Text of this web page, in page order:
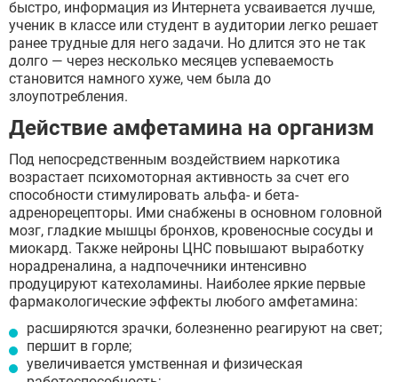
быстро, информация из Интернета усваивается лучше,
ученик в классе или студент в аудитории легко решает
ранее трудные для него задачи. Но длится это не так
долго — через несколько месяцев успеваемость
становится намного хуже, чем была до
злоупотребления.
Действие амфетамина на организм
Под непосредственным воздействием наркотика
возрастает психомоторная активность за счет его
способности стимулировать альфа- и бета-
адренорецепторы. Ими снабжены в основном головной
мозг, гладкие мышцы бронхов, кровеносные сосуды и
миокард. Также нейроны ЦНС повышают выработку
норадреналина, а надпочечники интенсивно
продуцируют катехоламины. Наиболее яркие первые
фармакологические эффекты любого амфетамина:
расширяются зрачки, болезненно реагируют на свет;
першит в горле;
увеличивается умственная и физическая